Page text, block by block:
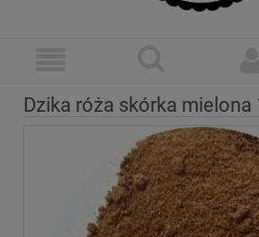
Dzika róża skórka mielona